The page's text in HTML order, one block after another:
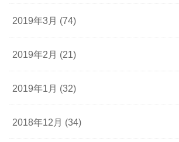
2019年3月 (74)
2019年2月 (21)
2019年1月 (32)
2018年12月 (34)